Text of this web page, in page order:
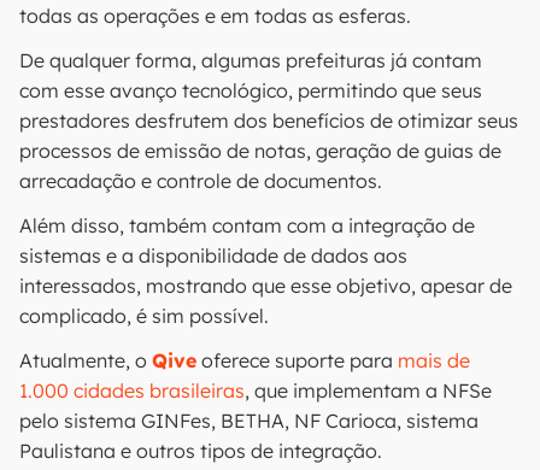
todas as operações e em todas as esferas.
De qualquer forma, algumas prefeituras já contam
com esse avanço tecnológico, permitindo que seus
prestadores desfrutem dos benefícios de otimizar seus
processos de emissão de notas, geração de guias de
arrecadação e controle de documentos.
Além disso, também contam com a integração de
sistemas e a disponibilidade de dados aos
interessados, mostrando que esse objetivo, apesar de
complicado, é sim possível.
Atualmente, o Qive oferece suporte para mais de
1.000 cidades brasileiras, que implementam a NFSe
pelo sistema GINFes, BETHA, NF Carioca, sistema
Paulistana e outros tipos de integração.